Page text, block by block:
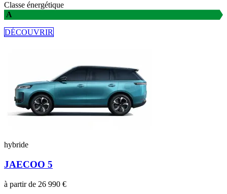
Classe énergétique
A
DÉCOUVRIR
hybride
JAECOO 5
à partir de 26 990 €